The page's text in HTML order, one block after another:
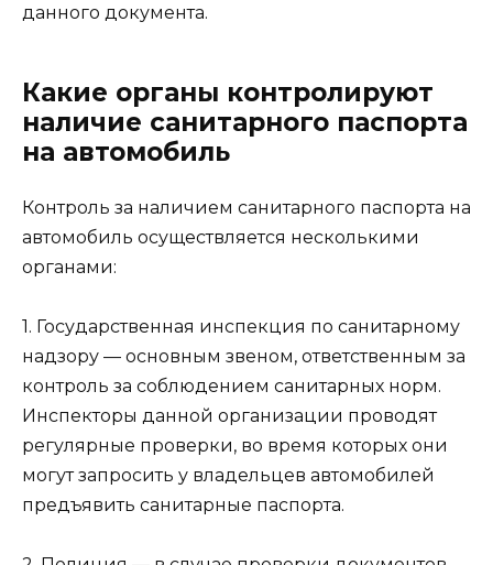
данного документа.
Какие органы контролируют
наличие санитарного паспорта
на автомобиль
Контроль за наличием санитарного паспорта на
автомобиль осуществляется несколькими
органами:
1. Государственная инспекция по санитарному
надзору — основным звеном, ответственным за
контроль за соблюдением санитарных норм.
Инспекторы данной организации проводят
регулярные проверки, во время которых они
могут запросить у владельцев автомобилей
предъявить санитарные паспорта.